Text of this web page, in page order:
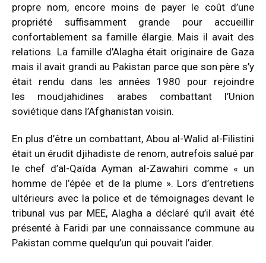
propre nom, encore moins de payer le coût d’une
propriété suffisamment grande pour accueillir
confortablement sa famille élargie. Mais il avait des
relations. La famille d’Alagha était originaire de Gaza
mais il avait grandi au Pakistan parce que son père s’y
était rendu dans les années 1980 pour rejoindre
les moudjahidines arabes combattant l’Union
soviétique dans l’Afghanistan voisin.
En plus d’être un combattant, Abou al-Walid al-Filistini
était un érudit djihadiste de renom, autrefois saluépar
le chef d’al-QaïdaAyman al-Zawahiri comme « un
homme de l’épée et de la plume ». Lors d’entretiens
ultérieurs avec la police et de témoignages devant le
tribunal vus par MEE, Alagha a déclaré qu’il avait été
présenté à Faridi par une connaissance commune au
Pakistan comme quelqu’un qui pouvait l’aider.